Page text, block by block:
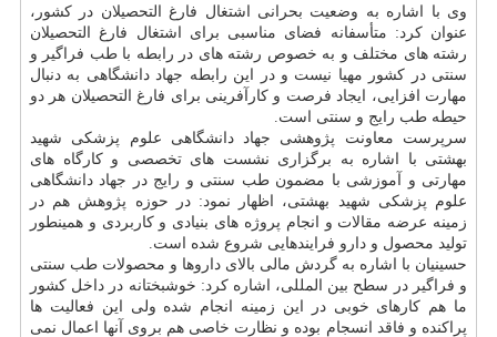
وی با اشاره به وضعیت بحرانی اشتغال فارغ التحصیلان در كشور،
عنوان كرد: متأسفانه فضای مناسبی برای اشتغال فارغ التحصیلان
رشته های مختلف و به خصوص رشته های در رابطه با طب فراگیر و
سنتی در كشور مهیا نیست و در این رابطه جهاد دانشگاهی به دنبال
مهارت افزایی، ایجاد فرصت و كارآفرینی برای فارغ التحصیلان هر دو
حیطه طب رایج و سنتی است.
سرپرست معاونت پژوهشی جهاد دانشگاهی علوم پزشكی شهید
بهشتی با اشاره به برگزاری نشست های تخصصی و كارگاه های
مهارتی و آموزشی با مضمون طب سنتی و رایج در جهاد دانشگاهی
علوم پزشكی شهید بهشتی، اظهار نمود: در حوزه پژوهش هم در
زمینه عرضه مقالات و انجام پروژه های بنیادی و كاربردی و همینطور
تولید محصول و دارو فرایندهایی شروع شده است.
حسینیان با اشاره به گردش مالی بالای داروها و محصولات طب سنتی
و فراگیر در سطح بین المللی، اشاره كرد: خوشبختانه در داخل كشور
ما هم كارهای خوبی در این زمینه انجام شده ولی این فعالیت ها
پراكنده و فاقد انسجام بوده و نظارت خاصی هم بروی آنها اعمال نمی